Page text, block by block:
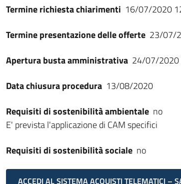
Termine richiesta chiarimenti 16/07/2020
Termine presentazione delle offerte 23/07/
Apertura busta amministrativa 24/07/2020
Data chiusura procedura 13/08/2020
Requisiti di sostenibilità ambientale no
E' prevista l'applicazione di CAM specifici
Requisiti di sostenibilità sociale no
ACCEDI AL SISTEMA ACQUISTI TELEMATICI –